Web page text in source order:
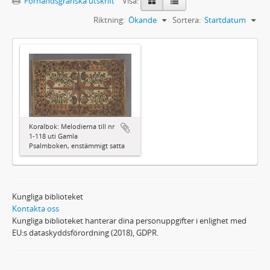
Sortera: Startdatum
Riktning: Ökande
Koralbok: Melodierna till nr
1-118 uti Gamla
Psalmboken, enstämmigt satta
Kungliga biblioteket
Kontakta oss
Kungliga biblioteket hanterar dina personuppgifter i enlighet med
EU:s dataskyddsförordning (2018), GDPR.